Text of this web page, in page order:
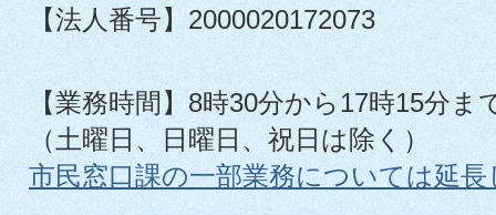
【法人番号】2000020172073
【業務時間】8時30分から17時15分ま
（土曜日、日曜日、祝日は除く）
市民窓口課の一部業務については延